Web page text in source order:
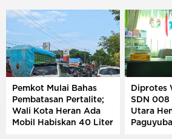
Pemkot Mulai Bahas
Pembatasan Pertalite;
Wali Kota Heran Ada
Mobil Habiskan 40 Liter
Diprotes
SDN 008
Utara